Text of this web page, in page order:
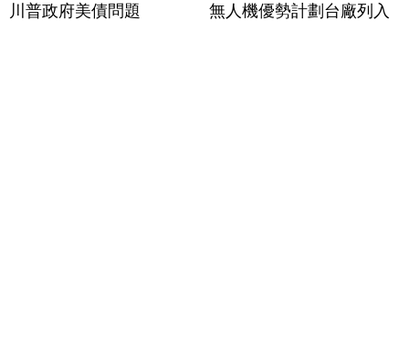
川普政府美債問題
無人機優勢計劃台廠列入